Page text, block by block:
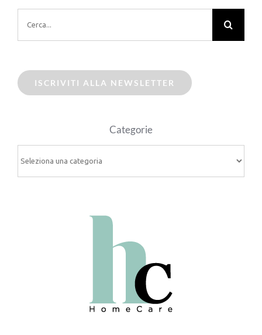
per:
ISCRIVITI ALLA NEWSLETTER
Categorie